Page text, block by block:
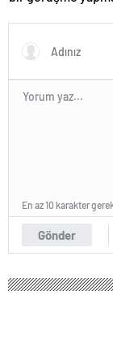
Gönder
En az 10 karakter